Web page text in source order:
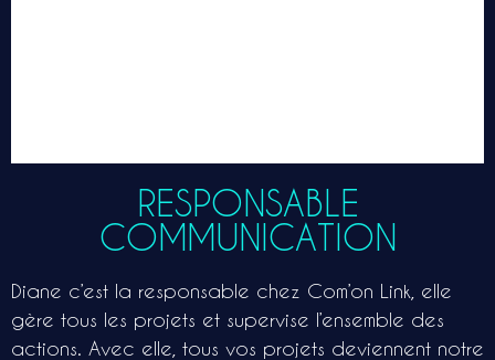
RESPONSABLE
COMMUNICATION
Diane c’est la responsable chez Com’on Link, elle
gère tous les projets et supervise l’ensemble des
actions. Avec elle, tous vos projets deviennent notre